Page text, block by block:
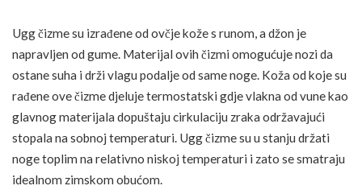
Ugg čizme su izrađene od ovčje kože s runom, a džon je
napravljen od gume. Materijal ovih čizmi omogućuje nozi da
ostane suha i drži vlagu podalje od same noge. Koža od koje su
rađene ove čizme djeluje termostatski gdje vlakna od vune kao
glavnog materijala dopuštaju cirkulaciju zraka održavajući
stopala na sobnoj temperaturi. Ugg čizme su u stanju držati
noge toplim na relativno niskoj temperaturi i zato se smatraju
idealnom zimskom obućom.